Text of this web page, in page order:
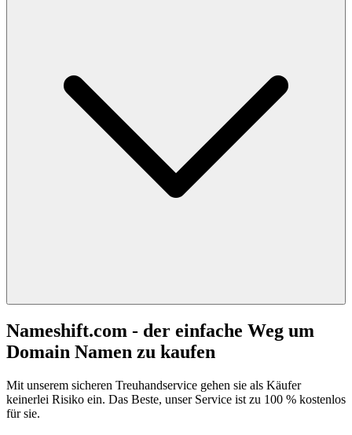
Nameshift.com - der einfache Weg um
Domain Namen zu kaufen
Mit unserem sicheren Treuhandservice gehen sie als Käufer
keinerlei Risiko ein. Das Beste, unser Service ist zu 100 % kostenlos
für sie.